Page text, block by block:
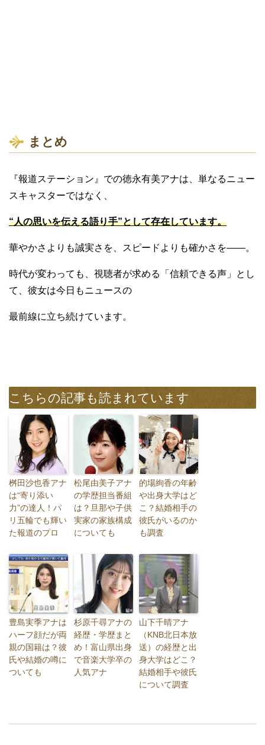
まとめ
『報道ステーション』での徳永有美アナは、単なるニュー
スキャスターではなく、
“人の思いを伝える語り手”として存在しています。
華やかさよりも誠実さを、スピードよりも確かさを——。
時代が変わっても、視聴者が求める「信頼できる声」とし
て、彼女は今日もニュースの
最前線に立ち続けています。
こちらの記事も読まれています
桝田沙也香アナ
は“寄り添い
力”の達人！パ
リ五輪でも輝い
た報道のプロ
松尾由美子アナ
の学歴担当番組
は？旦那や子供
実家の家族構成
についても
的場絢香の年齢
や出身大学はど
こ？結婚相手の
彼氏がいるのか
も調査
豊島実季アナは
ハーフ顔だが両
親の国籍は？彼
氏や結婚の噂に
ついても
杉原千尋アナの
経歴・学歴まと
め！富山県出身
で音楽大学卒の
人気アナ
山下千晴アナ
（KNB北日本放
送）の経歴と出
身大学はどこ？
結婚相手や彼氏
について調査